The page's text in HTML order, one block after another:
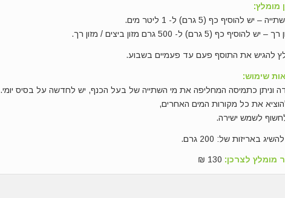
מומלץ:
– יש להוסיף כף (5 גרם) ל- 1 ליטר מים.
יש להוסיף כף (5 גרם) ל- 500 גרם מזון ביצים / מזון רך.
להגיש את התוסף פעם עד פעמיים בשבוע.
שימוש:
וניתן כתמיסה המחליפה את מי השתייה של בעל הכנף, יש לחדשה על בסיס יומי.
את כל מקורות המים האחרים,
לשמש ישירה.
באריזות של: 200 גרם.
מומלץ לצרכן: